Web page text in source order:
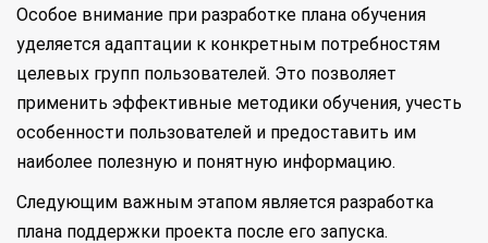
Особое внимание при разработке плана обучения
уделяется адаптации к конкретным потребностям
целевых групп пользователей. Это позволяет
применить эффективные методики обучения, учесть
особенности пользователей и предоставить им
наиболее полезную и понятную информацию.
Следующим важным этапом является разработка
плана поддержки проекта после его запуска.